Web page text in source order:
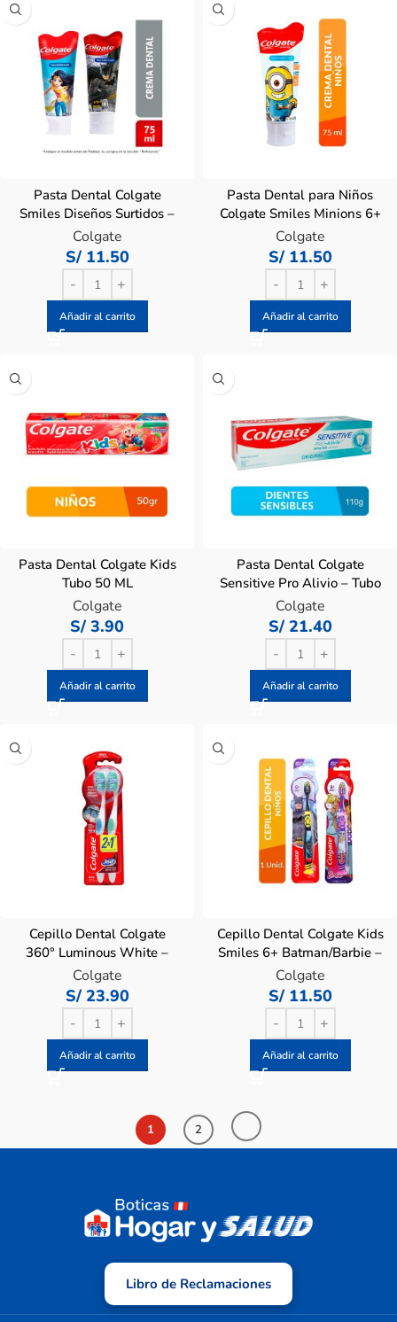
Pasta Dental Colgate
Smiles Diseños Surtidos –
Tubo 75 ML
Colgate
S/11.50
Añadir al carrito
Pasta Dental para Niños
Colgate Smiles Minions 6+
años – Tubo 75 ML
Colgate
S/11.50
Añadir al carrito
Pasta Dental Colgate Kids
Tubo 50 ML
Colgate
S/ 3.90
Añadir al carrito
Pasta Dental Colgate
Sensitive Pro Alivio – Tubo
110 G
Colgate
S/21.40
Añadir al carrito
Cepillo Dental Colgate
360° Luminous White –
Pack 2 UN
Colgate
S/23.90
Añadir al carrito
Cepillo Dental Colgate Kids
Smiles 6+ Batman/Barbie –
Blister 1 UN
Colgate
S/11.50
Añadir al carrito
1 2
Libro de Reclamaciones